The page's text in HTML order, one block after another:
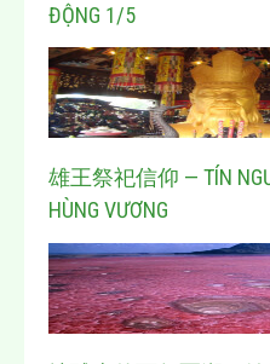
ĐỘNG 1/5
雄王祭祀信仰 — TÍN
HÙNG VƯƠNG